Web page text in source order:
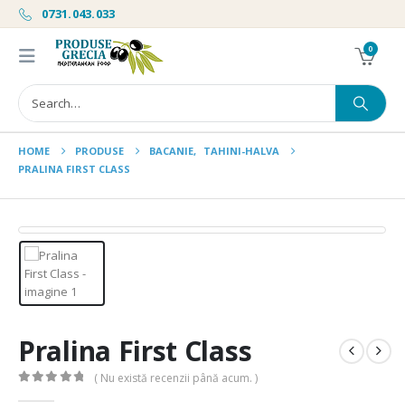
0731.043.033
0
HOME PRODUSE BACANIE, TAHINI-HALVA
PRALINA FIRST CLASS
Pralina First Class
( Nu există recenzii până acum. )